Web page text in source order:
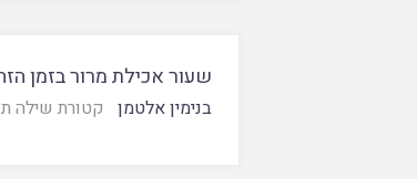
שעור אכילת מרור בזמן
בנימין אלטמן קטורת שילה